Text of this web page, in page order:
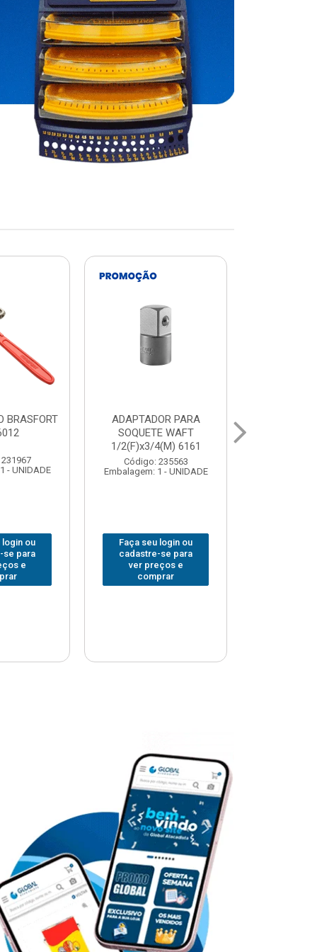
PARA
WAFT
- UNIDADE
login ou
se para
e
ABAJOUR LED
BRASFORT COB MESA
7844
Código: 310379
Embalagem: 1 - UNIDADE
Faça seu login ou
cadastre-se para
ver preços e
comprar